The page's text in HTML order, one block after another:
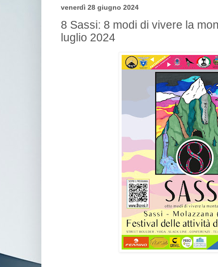
venerdì 28 giugno 2024
8 Sassi: 8 modi di vivere la
luglio 2024